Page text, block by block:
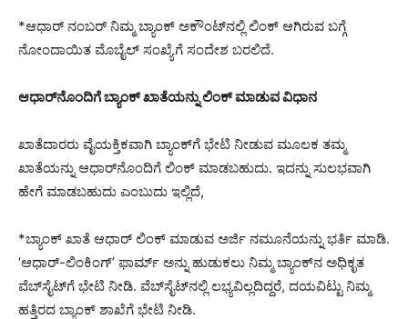
*ಆಧಾರ್ ನಂಬರ್‌ ನಿಮ್ಮ ಬ್ಯಾಂಕ್‌ ಅಕೌಂಟ್‌ನಲ್ಲಿ ಲಿಂಕ್‌ ಆಗಿರುವ ಬಗ್ಗೆ
ನೋಂದಾಯಿತ ಮೊಬೈಲ್ ಸಂಖ್ಯೆಗೆ ಸಂದೇಶ ಬರಲಿದೆ.
ಆಧಾರ್‌ನೊಂದಿಗೆ ಬ್ಯಾಂಕ್ ಖಾತೆಯನ್ನು ಲಿಂಕ್ ಮಾಡುವ ವಿಧಾನ
ಖಾತೆದಾರರು ವೈಯಕ್ತಿಕವಾಗಿ ಬ್ಯಾಂಕ್‌ಗೆ ಭೇಟಿ ನೀಡುವ ಮೂಲಕ ತಮ್ಮ
ಖಾತೆಯನ್ನು ಆಧಾರ್‌ನೊಂದಿಗೆ ಲಿಂಕ್ ಮಾಡಬಹುದು. ಇದನ್ನು ಸುಲಭವಾಗಿ
ಹೇಗೆ ಮಾಡಬಹುದು ಎಂಬುದು ಇಲ್ಲಿದೆ,
*ಬ್ಯಾಂಕ್ ಖಾತೆ ಆಧಾರ್ ಲಿಂಕ್ ಮಾಡುವ ಅರ್ಜಿ ನಮೂನೆಯನ್ನು ಭರ್ತಿ ಮಾಡಿ.
‘ಆಧಾರ್-ಲಿಂಕಿಂಗ್’ ಫಾರ್ಮ್ ಅನ್ನು ಹುಡುಕಲು ನಿಮ್ಮ ಬ್ಯಾಂಕ್‌ನ ಅಧಿಕೃತ
ವೆಬ್‌ಸೈಟ್‌ಗೆ ಭೇಟಿ ನೀಡಿ. ವೆಬ್‌ಸೈಟ್‌ನಲ್ಲಿ ಲಭ್ಯವಿಲ್ಲದಿದ್ದರೆ, ದಯವಿಟ್ಟು ನಿಮ್ಮ
ಹತ್ತಿರದ ಬ್ಯಾಂಕ್ ಶಾಖೆಗೆ ಭೇಟಿ ನೀಡಿ.